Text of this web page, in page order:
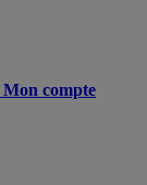
Mon compte